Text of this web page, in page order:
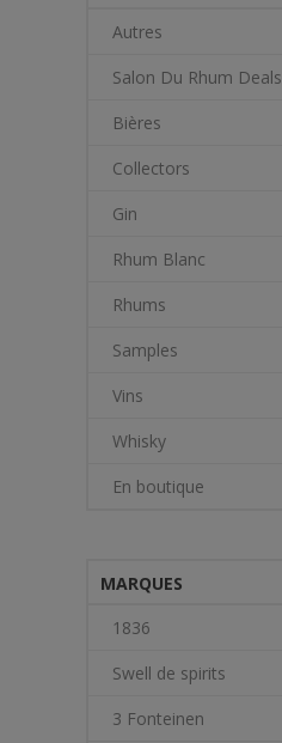
Autres
Salon Du Rhum Deals
Bières
Collectors
Gin
Rhum Blanc
Rhums
Samples
Vins
Whisky
En boutique
MARQUES
1836
Swell de spirits
3 Fonteinen